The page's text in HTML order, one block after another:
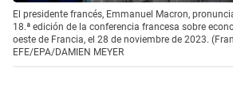
El presidente francés, Emmanuel Macron,
18.ª edición de la conferencia francesa sobre
oeste de Francia, el 28 de noviembre de 2023.
EFE/EPA/DAMIEN MEYER